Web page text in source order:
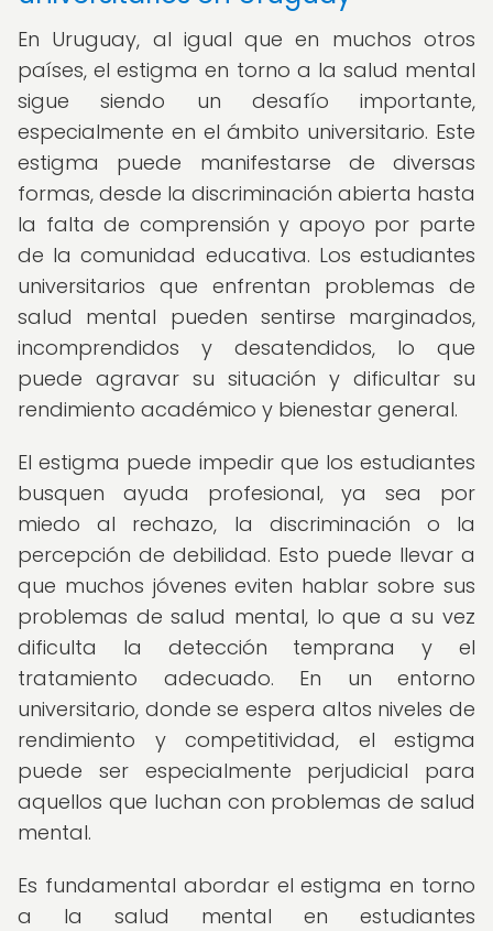
En Uruguay, al igual que en muchos otros
países, el estigma en torno a la salud mental
sigue siendo un desafío importante,
especialmente en el ámbito universitario. Este
estigma puede manifestarse de diversas
formas, desde la discriminación abierta hasta
la falta de comprensión y apoyo por parte
de la comunidad educativa. Los estudiantes
universitarios que enfrentan problemas de
salud mental pueden sentirse marginados,
incomprendidos y desatendidos, lo que
puede agravar su situación y dificultar su
rendimiento académico y bienestar general.
El estigma puede impedir que los estudiantes
busquen ayuda profesional, ya sea por
miedo al rechazo, la discriminación o la
percepción de debilidad. Esto puede llevar a
que muchos jóvenes eviten hablar sobre sus
problemas de salud mental, lo que a su vez
dificulta la detección temprana y el
tratamiento adecuado. En un entorno
universitario, donde se espera altos niveles de
rendimiento y competitividad, el estigma
puede ser especialmente perjudicial para
aquellos que luchan con problemas de salud
mental.
Es fundamental abordar el estigma en torno
a la salud mental en estudiantes